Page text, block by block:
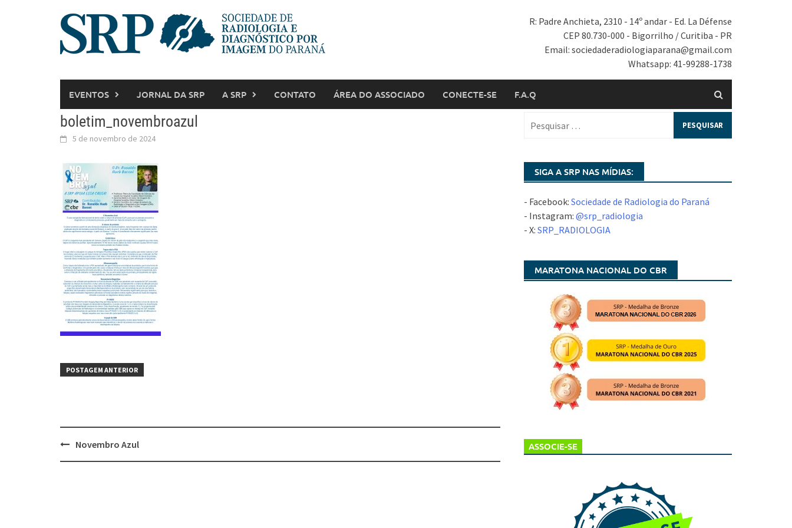
R: Padre Anchieta, 2310 - 14º andar - Ed. La Défense
CEP 80.730-000 - Bigorrilho / Curitiba - PR
Email: sociedaderadiologiaparana@gmail.com
Whatsapp: 41-99288-1738
EVENTOS JORNAL DA SRP A SRP CONTATO ÁREA DO ASSOCIADO CONECTE-SE F.A.Q
boletim_novembroazul
5 de novembro de 2024
POSTAGEM ANTERIOR
Novembro Azul
SIGA A SRP NAS MÍDIAS:
- Facebook: Sociedade de Radiologia do Paraná
- Instagram: @srp_radiologia
- X: SRP_RADIOLOGIA
MARATONA NACIONAL DO CBR
ASSOCIE-SE